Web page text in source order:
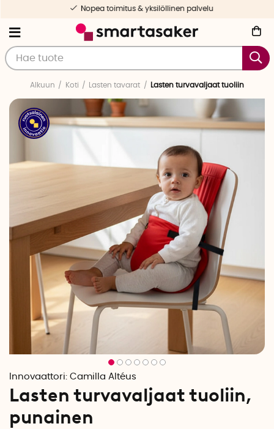
Nopea toimitus & yksilöllinen palvelu
Alkuun Koti Lasten tavarat Lasten turvavaljaat tuoliin
Innovaattori: Camilla Altéus
Lasten turvavaljaat tuoliin,
punainen